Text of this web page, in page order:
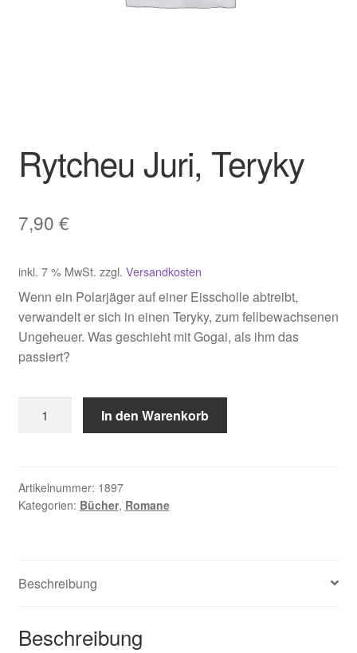
Rytcheu Juri, Teryky
7,90 €
inkl. 7 % MwSt. zzgl. Versandkosten
Wenn ein Polarjäger auf einer Eisscholle abtreibt,
verwandelt er sich in einen Teryky, zum fellbewachsenen
Ungeheuer. Was geschieht mit Gogai, als ihm das
passiert?
In den Warenkorb
Artikelnummer: 1897
Kategorien: Bücher, Romane
Beschreibung
Beschreibung